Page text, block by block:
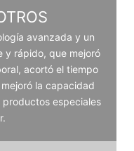
avanzada y un
y rápido, que mejoró
acortó el tiempo
la capacidad
especiales